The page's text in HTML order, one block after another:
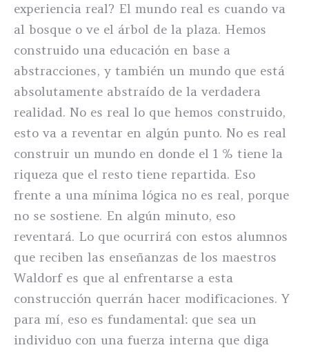
experiencia real? El mundo real es cuando va
al bosque o ve el árbol de la plaza. Hemos
construido una educación en base a
abstracciones, y también un mundo que está
absolutamente abstraído de la verdadera
realidad. No es real lo que hemos construido,
esto va a reventar en algún punto. No es real
construir un mundo en donde el 1 % tiene la
riqueza que el resto tiene repartida. Eso
frente a una mínima lógica no es real, porque
no se sostiene. En algún minuto, eso
reventará. Lo que ocurrirá con estos alumnos
que reciben las enseñanzas de los maestros
Waldorf es que al enfrentarse a esta
construcción querrán hacer modificaciones. Y
para mí, eso es fundamental: que sea un
individuo con una fuerza interna que diga